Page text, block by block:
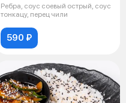
Ребра, соус соевый острый, соус
тонкацу, перец чили
590 ₽